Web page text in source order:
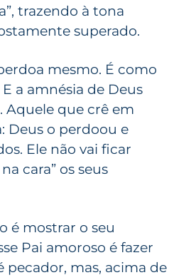
trazendo à tona
superado.
mesmo. É como
a amnésia de Deus
Aquele que crê em
Deus o perdoou e
Ele não vai ficar
cara” os seus
é mostrar o seu
Pai amoroso é fazer
pecador, mas, acima de